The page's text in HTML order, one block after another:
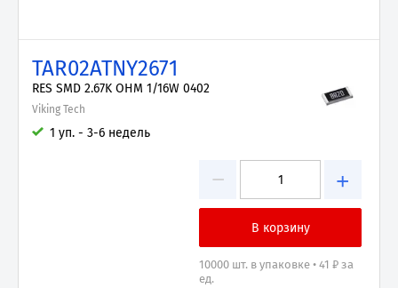
TAR02ATNY2671
RES SMD 2.67K OHM 1/16W 0402
Viking Tech
1 уп. - 3-6 недель
− +
10000 шт. в упаковке • 41 ₽ за
ед.